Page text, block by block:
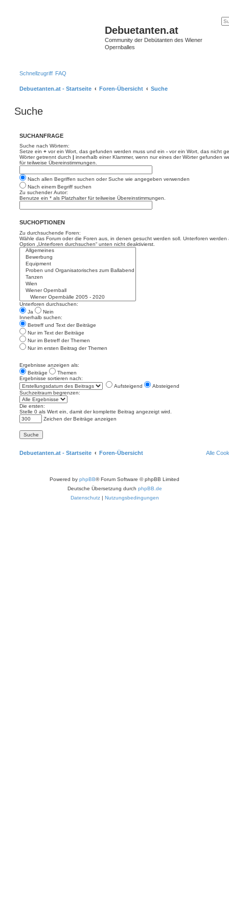
Debuetanten.at
Community der Debütanten des Wiener
Opernballes
Schnellzugriff FAQ
Debuetanten.at - Startseite Foren-Übersicht Suche
Suche
SUCHANFRAGE
Suche nach Wörtern:
Setze ein + vor ein Wort, das gefunden werden muss und ein - vor ein Wort, das nicht
Wörter getrennt durch | innerhalb einer Klammer, wenn nur eines der Wörter gefunden
für teilweise Übereinstimmungen.
Nach allen Begriffen suchen oder Suche wie angegeben verwenden
Nach einem Begriff suchen
Zu suchender Autor:
Benutze ein * als Platzhalter für teilweise Übereinstimmungen.
SUCHOPTIONEN
Zu durchsuchende Foren:
Wähle das Forum oder die Foren aus, in denen gesucht werden soll. Unterforen
Option „Unterforen durchsuchen“ unten nicht deaktivierst.
Unterforen durchsuchen:
Ja
Nein
Innerhalb suchen:
Betreff und Text der Beiträge
Nur im Text der Beiträge
Nur im Betreff der Themen
Nur im ersten Beitrag der Themen
Ergebnisse anzeigen als:
Beiträge
Themen
Ergebnisse sortieren nach:
Aufsteigend
Absteigend
Suchzeitraum begrenzen:
Die ersten:
Stelle 0 als Wert ein, damit der komplette Beitrag angezeigt wird.
Zeichen der Beiträge anzeigen
Debuetanten.at - Startseite Foren-Übersicht Alle
Powered by phpBB® Forum Software © phpBB Limited
Deutsche Übersetzung durch phpBB.de
Datenschutz| Nutzungsbedingungen